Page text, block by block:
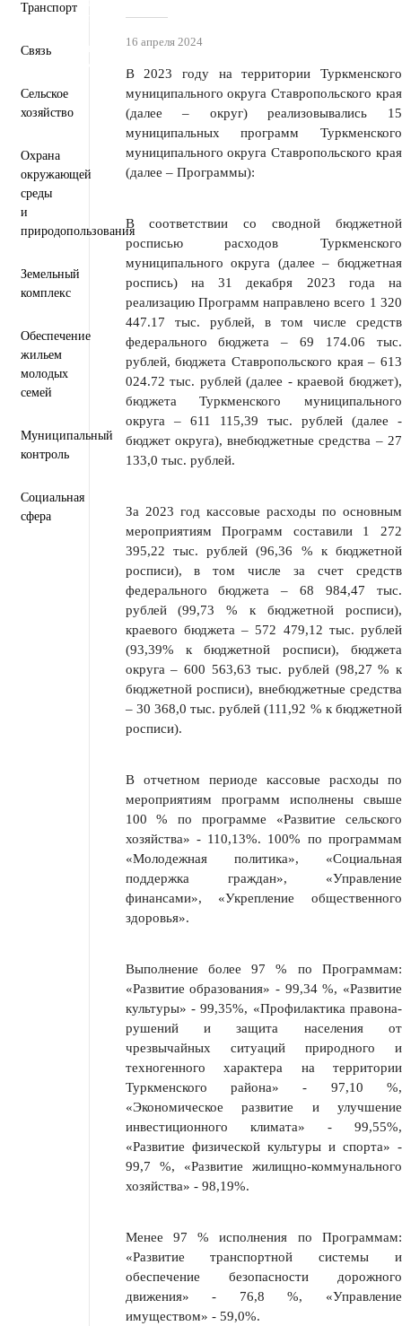
Государственные и муниципальные учреждения
Персональные данные
Транспорт
Связь
Сельское
хозяйство
Охрана
окружающей
среды
и
природопользования
Земельный
комплекс
Обеспечение
жильем
молодых
семей
Муниципальный
контроль
Социальная
сфера
16 апреля 2024
В 2023 году на территории Туркменского
муниципального округа Ставропольского края
(далее – округ) реализовывались 15
муниципальных программ Туркменского
муниципального округа Ставропольского края
(далее – Программы):
В соответствии со сводной бюджетной
росписью расходов Туркменского
муниципального округа (далее – бюджетная
роспись) на 31 декабря 2023 года на
реализацию Программ направлено всего 1 320
447.17 тыс. рублей, в том числе средств
федерального бюджета – 69 174.06 тыс.
рублей, бюджета Ставропольского края – 613
024.72 тыс. рублей (далее - краевой бюджет),
бюджета Туркменского муниципального
округа – 611 115,39 тыс. рублей (далее -
бюджет округа), внебюджетные средства – 27
133,0 тыс. рублей.
За 2023 год кассовые расходы по основным
мероприятиям Программ составили 1 272
395,22 тыс. рублей (96,36 % к бюджетной
росписи), в том числе за счет средств
федерального бюджета – 68 984,47 тыс.
рублей (99,73 % к бюджетной росписи),
краевого бюджета – 572 479,12 тыс. рублей
(93,39% к бюджетной росписи), бюджета
округа – 600 563,63 тыс. рублей (98,27 % к
бюджетной росписи), внебюджетные средства
– 30 368,0 тыс. рублей (111,92 % к бюджетной
росписи).
В отчетном периоде кассовые расходы по
мероприятиям программ исполнены свыше
100 % по программе «Развитие сельского
хозяйства» - 110,13%. 100% по программам
«Молодежная политика», «Социальная
поддержка граждан», «Управление
финансами», «Укрепление общественного
здоровья».
Выполнение более 97 % по Программам:
«Развитие образования» - 99,34 %, «Развитие
культуры» - 99,35%, «Профилактика правона­
руше­ний и защита населения от
чрезвычайных ситуа­ций природного и
техноген­ного характера на терри­тории
Туркменского района» - 97,10 %,
«Экономическое развитие и улучшение
инвестиционного климата» - 99,55%,
«Развитие физической культуры и спорта» -
99,7 %, «Развитие жилищно-коммунального
хозяйства» - 98,19%.
Менее 97 % исполнения по Программам:
«Развитие транспортной системы и
обеспечение безопасности дорожного
движения» - 76,8 %, «Управление
имуществом» - 59,0%.